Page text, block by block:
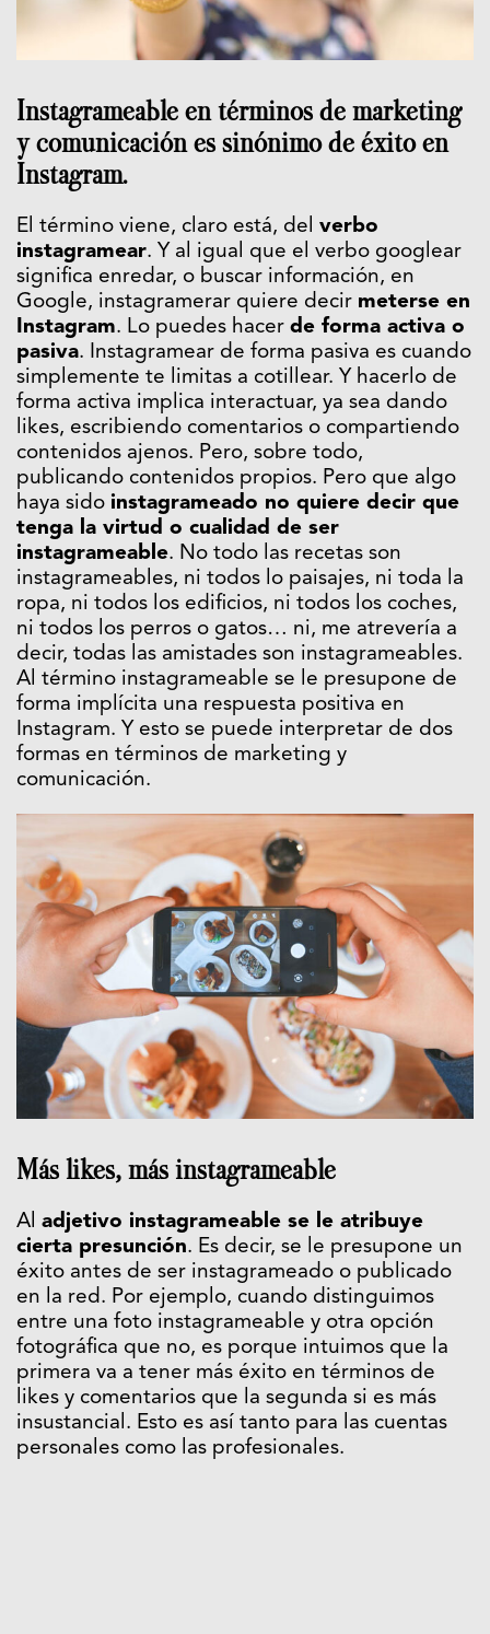
Instagrameable en términos de marketing
y comunicación es sinónimo de éxito en
Instagram.
El término viene, claro está, del verbo
instagramear. Y al igual que el verbo googlear
significa enredar, o buscar información, en
Google, instagramerar quiere decir meterse en
Instagram. Lo puedes hacer de forma activa o
pasiva. Instagramear de forma pasiva es cuando
simplemente te limitas a cotillear. Y hacerlo de
forma activa implica interactuar, ya sea dando
likes, escribiendo comentarios o compartiendo
contenidos ajenos. Pero, sobre todo,
publicando contenidos propios. Pero que algo
haya sido instagrameado no quiere decir que
tenga la virtud o cualidad de ser
instagrameable. No todo las recetas son
instagrameables, ni todos lo paisajes, ni toda la
ropa, ni todos los edificios, ni todos los coches,
ni todos los perros o gatos… ni, me atrevería a
decir, todas las amistades son instagrameables.
Al término instagrameable se le presupone de
forma implícita una respuesta positiva en
Instagram. Y esto se puede interpretar de dos
formas en términos de marketing y
comunicación.
Más likes, más instagrameable
Al adjetivo instagrameable se le atribuye
cierta presunción. Es decir, se le presupone un
éxito antes de ser instagrameado o publicado
en la red. Por ejemplo, cuando distinguimos
entre una foto instagrameable y otra opción
fotográfica que no, es porque intuimos que la
primera va a tener más éxito en términos de
likes y comentarios que la segunda si es más
insustancial. Esto es así tanto para las cuentas
personales como las profesionales.